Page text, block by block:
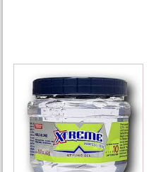
49034
25686
XTREME
PROFESSIONAL
STYLING
GEL